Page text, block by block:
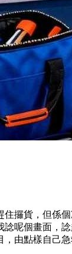
攞貨，但係
呢個畫面，
，由點樣自己